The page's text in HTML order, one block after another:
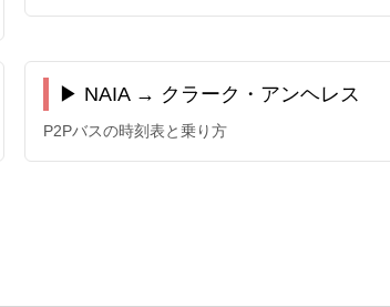
▶ NAIA → クラーク・アンヘレス
P2Pバスの時刻表と乗り方